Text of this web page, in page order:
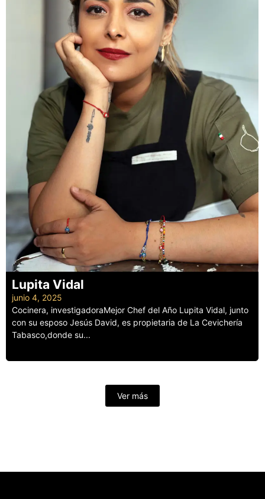
Lupita Vidal
junio 4, 2025
Cocinera, investigadoraMejor Chef del Año Lupita Vidal, junto
con su esposo Jesús David, es propietaria de La Cevichería
Tabasco,donde su...
Ver más